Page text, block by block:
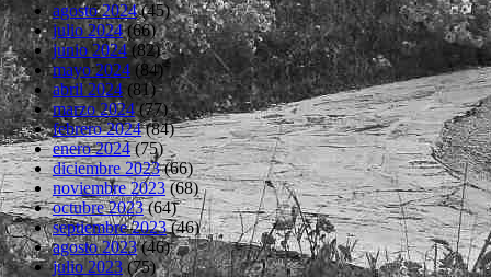
agosto 2024(45)
julio 2024(66)
junio 2024(82)
mayo 2024(84)
abril 2024(81)
marzo 2024(77)
febrero 2024(84)
enero 2024(75)
diciembre 2023(66)
noviembre 2023(68)
octubre 2023(64)
septiembre 2023(46)
agosto 2023(46)
julio 2023(75)